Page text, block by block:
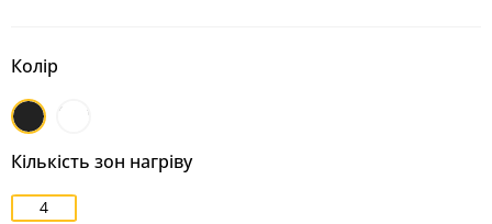
Колір
ЧорнийБілий
Кількість зон нагріву
4